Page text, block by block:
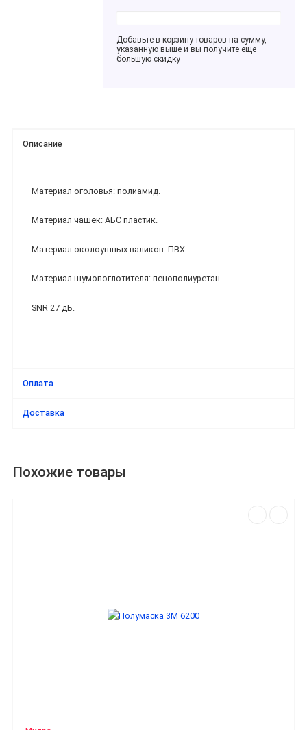
Добавьте в корзину товаров на сумму,
указанную выше и вы получите еще
большую скидку
Описание
Материал оголовья: полиамид.
Материал чашек: АБС пластик.
Материал околоушных валиков: ПВХ.
Материал шумопоглотителя: пенополиуретан.
SNR 27 дБ.
Оплата
Доставка
Похожие товары